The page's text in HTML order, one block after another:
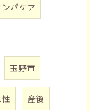
ンパケア
玉野市
産後